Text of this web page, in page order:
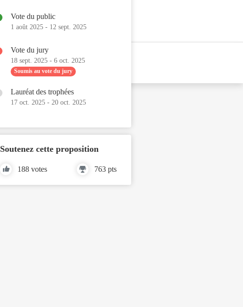
Vote du public
1 août 2025 - 12 sept. 2025
Vote du jury
18 sept. 2025 - 6 oct. 2025
Soumis au vote du jury
Lauréat des trophées
17 oct. 2025 - 20 oct. 2025
Soutenez cette proposition
188 votes 763 pts